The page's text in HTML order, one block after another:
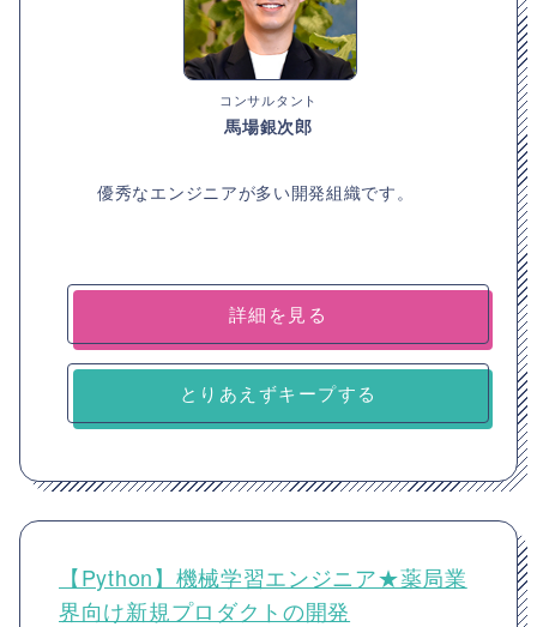
コンサルタント
馬場銀次郎
優秀なエンジニアが多い開発組織です。
詳細を見る
とりあえずキープする
【Python】機械学習エンジニア★薬局業
界向け新規プロダクトの開発